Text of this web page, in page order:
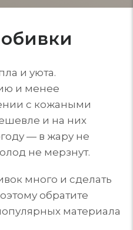
и уюта.
и менее
с кожаными
и на них
— в жару не
не мерзнут.
много и сделать
обратите
материала